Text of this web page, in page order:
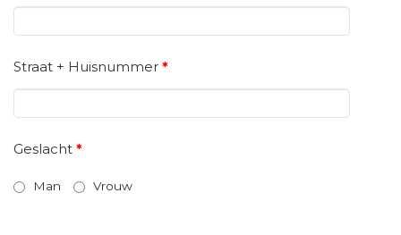
Straat + Huisnummer *
Geslacht *
Man Vrouw